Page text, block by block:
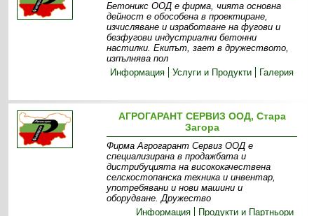
Бетоникс ООД е фирма, чията основна
дейност е обособена в проектиране,
изчисляване и изработване на фугови и
безфугови индустриални бетонни
настилки. Екипът, зает в дружеството,
изпълнява пол
Информация
Услуги и Продукти Галерия
АГРОГАРАНТ СЕРВИЗ ООД, Стара
Загора
Фирма Агрогарант Сервиз ООД е
специализирана в продажбата и
дистрибуцията на висококачествена
селскостопанска техника и инвентар,
употребявани и нови машини и
оборудване. Дружество
Информация
Продукти и Партньори